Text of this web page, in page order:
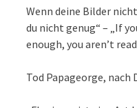
Wenn deine Bilder
du nicht genug“ – „If
enough, you aren’t
Tod Papageorge, nach